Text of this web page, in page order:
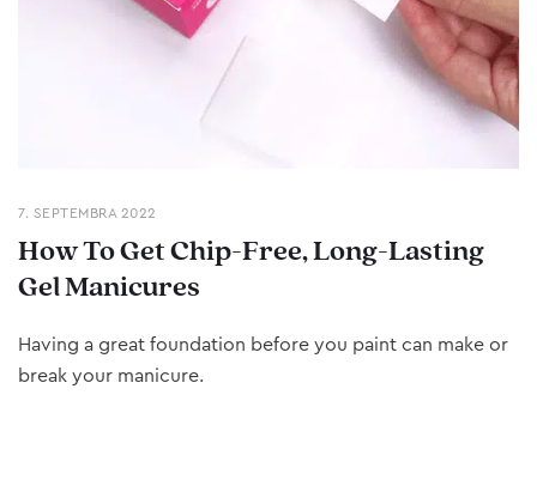
7. SEPTEMBRA 2022
How To Get Chip-Free, Long-Lasting
Gel Manicures
Having a great foundation before you paint can make or
break your manicure.